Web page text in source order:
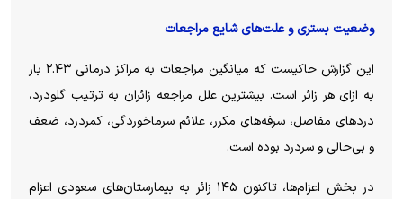
وضعیت بستری و علت‌های شایع مراجعات
این گزارش حاکیست که میانگین مراجعات به مراکز درمانی ۲.۴۳ بار
به ازای هر زائر است. بیشترین علل مراجعه زائران به ترتیب گلودرد،
درد‌های مفاصل، سرفه‌های مکرر، علائم سرماخوردگی، کمردرد، ضعف
و بی‌حالی و سردرد بوده است.
در بخش اعزام‌ها، تاکنون ۱۴۵ زائر به بیمارستان‌های سعودی اعزام